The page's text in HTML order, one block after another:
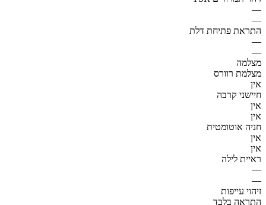
—
—
התראת פתיחת דלת
—
—
מצלמה
מצלמת רוורס
אין
חיישני קרבה
אין
אין
חניה אוטומטית
אין
אין
ראיית לילה
—
—
זיהוי עייפות
התראה בלבד